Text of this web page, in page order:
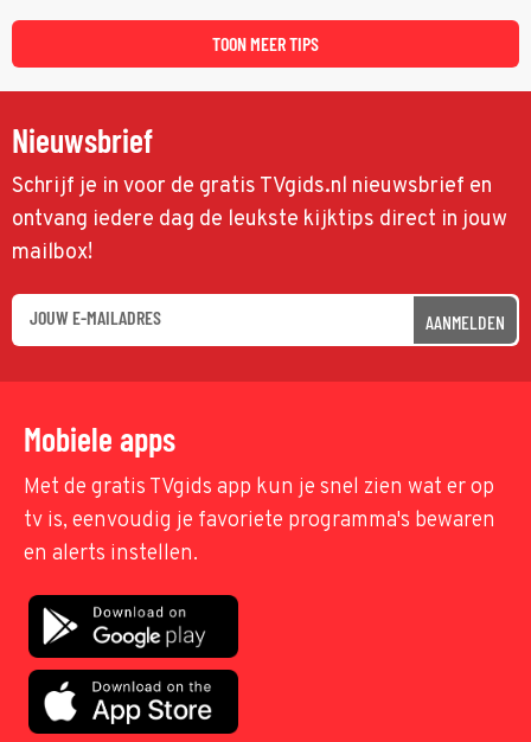
wel heel lugubere reden.
TOON MEER TIPS
Nieuwsbrief
Schrijf je in voor de gratis TVgids.nl nieuwsbrief en
ontvang iedere dag de leukste kijktips direct in jouw
mailbox!
AANMELDEN
Mobiele apps
Met de gratis TVgids app kun je snel zien wat er op
tv is, eenvoudig je favoriete programma's bewaren
en alerts instellen.